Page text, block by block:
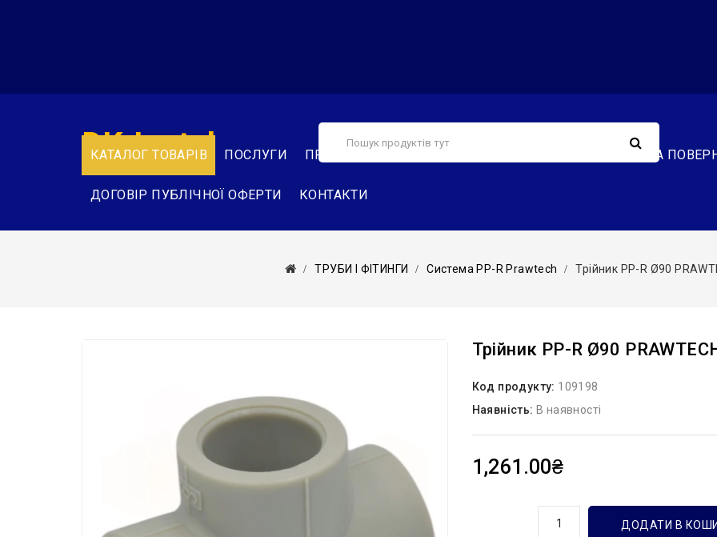
КАТАЛОГ ТОВАРІВ ПОСЛУГИ ПРО НАС ОБМІН ТА
ДОГОВІР ПУБЛІЧНОЇ ОФЕРТИ КОНТАКТИ
DK-Instal
ТРУБИ І ФІТИНГИ Система PP-R Prawtech Трійник PP-R Ø90
Трійник PP-R Ø90
Код продукту: 109198
Наявність: В наявності
1,261.00₴
ДОДАТИ В